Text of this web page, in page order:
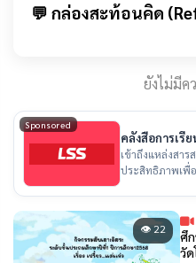
💬 กล่องสะท้อนคิด
ยังไม่มีค
Sponsored
คลังสื่อการเรี
ไทย
เข้าถึงแหล่งสา
ประสิทธิภาพเพื่
👁 22
ศึก
วั